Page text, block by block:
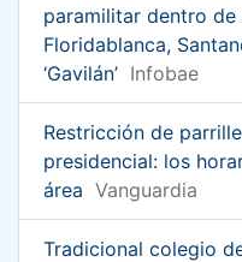
paramilitar dentro
Floridablanca,
‘Gavilán’ Infobae
Restricción de
presidencial: los
área Vanguardia
Tradicional colegio